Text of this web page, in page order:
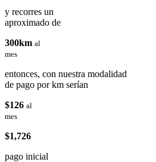
y recorres un
aproximado de
300km al
mes
entonces, con nuestra modalidad
de pago por km serían
$126 al
mes
$1,726
pago inicial